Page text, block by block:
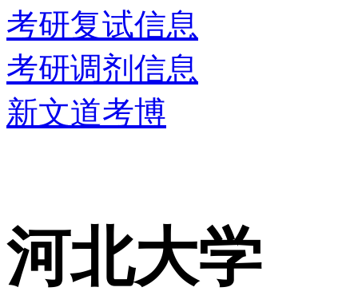
考研复试信息
考研调剂信息
新文道考博
河北大学